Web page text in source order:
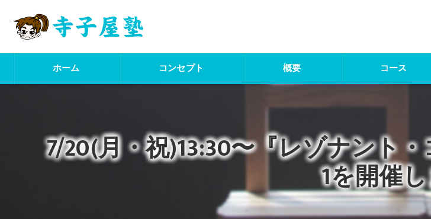
ホーム コンセプト 概要 コース
7/20(月・祝)13:30〜『レゾナント
1を開催